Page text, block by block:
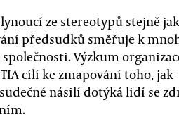
ze stereotypů stejně
předsudků směřuje k
Výzkum
cílí ke zmapování toho, jak
násilí dotýká lidí se